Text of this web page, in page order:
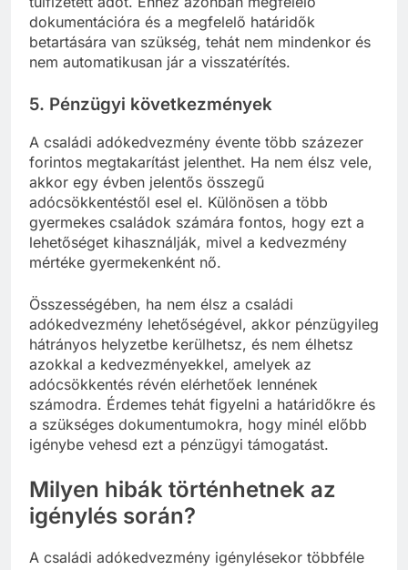
dokumentációra és a megfelelő határidők
betartására van szükség, tehát nem mindenkor és
nem automatikusan jár a visszatérítés.
5. Pénzügyi következmények
A családi adókedvezmény évente több százezer
forintos megtakarítást jelenthet. Ha nem élsz vele,
akkor egy évben jelentős összegű
adócsökkentéstől esel el. Különösen a több
gyermekes családok számára fontos, hogy ezt a
lehetőséget kihasználják, mivel a kedvezmény
mértéke gyermekenként nő.
Összességében, ha nem élsz a családi
adókedvezmény lehetőségével, akkor pénzügyileg
hátrányos helyzetbe kerülhetsz, és nem élhetsz
azokkal a kedvezményekkel, amelyek az
adócsökkentés révén elérhetőek lennének
számodra. Érdemes tehát figyelni a határidőkre és
a szükséges dokumentumokra, hogy minél előbb
igénybe vehesd ezt a pénzügyi támogatást.
Milyen hibák történhetnek az
igénylés során?
A családi adókedvezmény igénylésekor többféle